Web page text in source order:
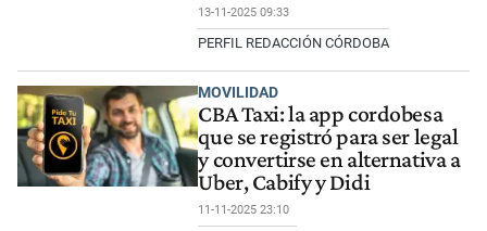
13-11-2025 09:33
PERFIL REDACCIÓN CÓRDOBA
MOVILIDAD
CBA Taxi: la app cordobesa
que se registró para ser legal
y convertirse en alternativa a
Uber, Cabify y Didi
11-11-2025 23:10